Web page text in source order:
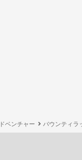
ベンチャー バウンティラ